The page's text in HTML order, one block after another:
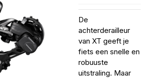
De
achterderailleur
van XT geeft je
fiets een snelle en
robuuste
uitstraling. Maar